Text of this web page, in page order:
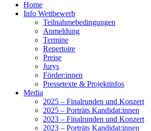
Home
Info Wettbewerb
Teilnahmebedingungen
Anmeldung
Termine
Repertoire
Preise
Jurys
Förder:innen
Pressetexte & Projektinfos
Media
2025 – Finalrunden und Konzert
2025 – Porträts Kandidat:innen
2023 – Finalrunden und Konzert
2023 – Porträts Kandidat:innen